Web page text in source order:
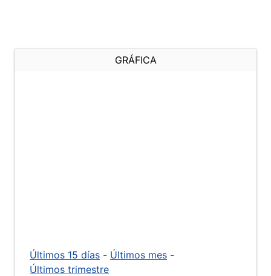
GRÁFICA
Últimos 15 días - Últimos mes -
Últimos trimestre